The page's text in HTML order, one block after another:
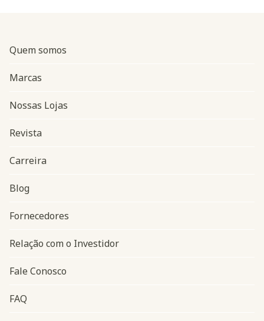
Navegação do rodapé
Quem somos
Marcas
Nossas Lojas
Revista
Carreira
Blog
Fornecedores
Relação com o Investidor
Fale Conosco
FAQ